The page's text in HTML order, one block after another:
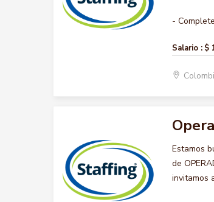
-
Salario : $
Estamos
de
invitamos